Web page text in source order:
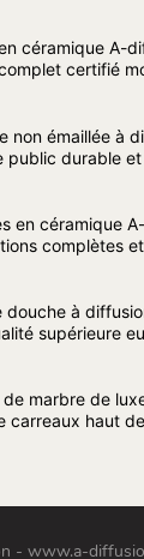
céramique A-
certifié
non émaillée à
public durable
en céramique
complètes
douche à
supérieure
marbre de
carreaux haut
- www.a-